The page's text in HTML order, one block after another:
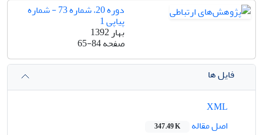
دوره 20، شماره 73 - شماره
پیاپی 1
بهار 1392
صفحه65-84
فایل ها
اصل مقاله
347.49 K